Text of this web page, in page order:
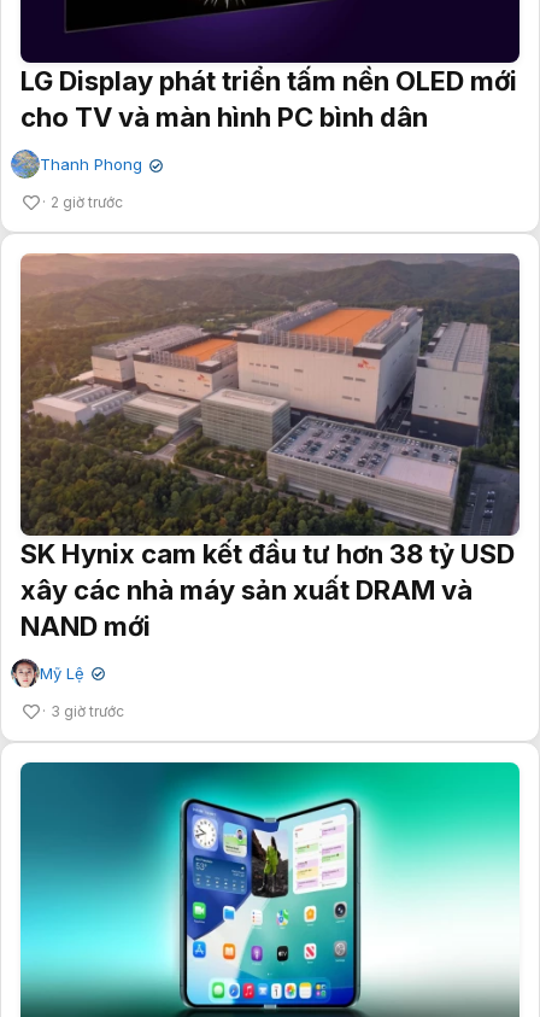
LG Display phát triển tấm nền OLED mới
cho TV và màn hình PC bình dân
Thanh Phong ✔
2 giờ trước
SK Hynix cam kết đầu tư hơn 38 tỷ USD
xây các nhà máy sản xuất DRAM và
NAND mới
Mỹ Lệ ✔
3 giờ trước